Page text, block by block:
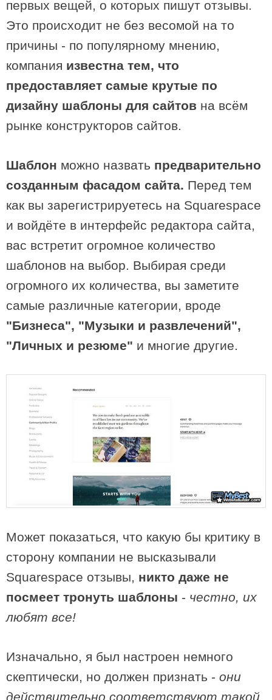
первых вещей, о которых пишут отзывы.
Это происходит не без весомой на то
причины - по популярному мнению,
компания известна тем, что
предоставляет самые крутые по
дизайну шаблоны для сайтов на всём
рынке конструкторов сайтов.
Шаблон можно назвать предварительно
созданным фасадом сайта. Перед тем
как вы зарегистрируетесь на Squarespace
и войдёте в интерфейс редактора сайта,
вас встретит огромное количество
шаблонов на выбор. Выбирая среди
огромного их количества, вы заметите
самые различные категории, вроде
"Бизнеса", "Музыки и развлечений",
"Личных и резюме" и многие другие.
Может показаться, что какую бы критику в
сторону компании не высказывали
Squarespace отзывы, никто даже не
посмеет тронуть шаблоны - честно, их
любят все!
Изначально, я был настроен немного
скептически, но должен признать - они
действительно соответствуют такой